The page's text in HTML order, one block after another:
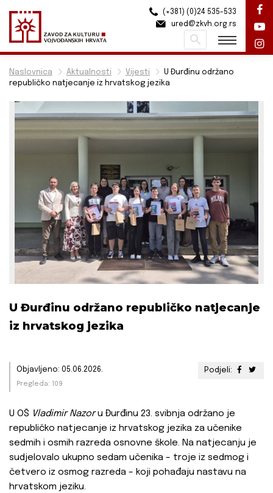
Naslovnica Aktualnosti Vijesti
U Đurđinu održano
republičko natjecanje iz hrvatskog jezika
U Đurđinu održano republičko natjecanje
iz hrvatskog jezika
Podjeli:
Objavljeno: 05.06.2026.
Pregleda: 109
U OŠ Vladimir Nazoru Đurđinu 23. svibnja održano je
republičko natjecanje iz hrvatskog jezika za učenike
sedmih i osmih razreda osnovne škole. Na natjecanju je
sudjelovalo ukupno sedam učenika – troje iz sedmog i
četvero iz osmog razreda – koji pohađaju nastavu na
hrvatskom jeziku.
(+381) (0)24 535-533
ured@zkvh.org.rs
Pretraži